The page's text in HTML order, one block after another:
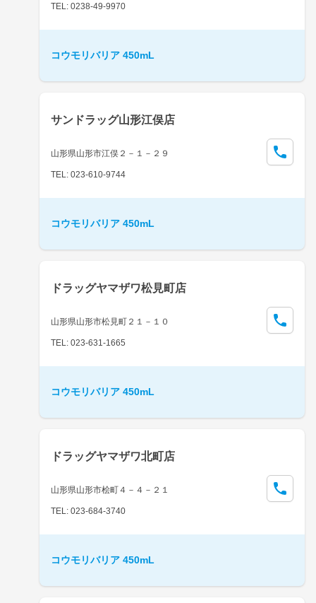
TEL: 0238-49-9970
コウモリバリア 450mL
サンドラッグ山形江俣店
山形県山形市江俣２－１－２９
TEL: 023-610-9744
コウモリバリア 450mL
ドラッグヤマザワ松見町店
山形県山形市松見町２１－１０
TEL: 023-631-1665
コウモリバリア 450mL
ドラッグヤマザワ北町店
山形県山形市桧町４－４－２１
TEL: 023-684-3740
コウモリバリア 450mL